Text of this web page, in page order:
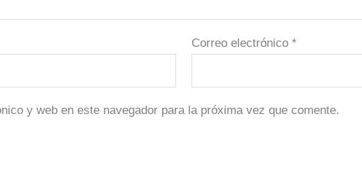
Correo electrónico *
y web en este navegador para la próxima vez que comente.